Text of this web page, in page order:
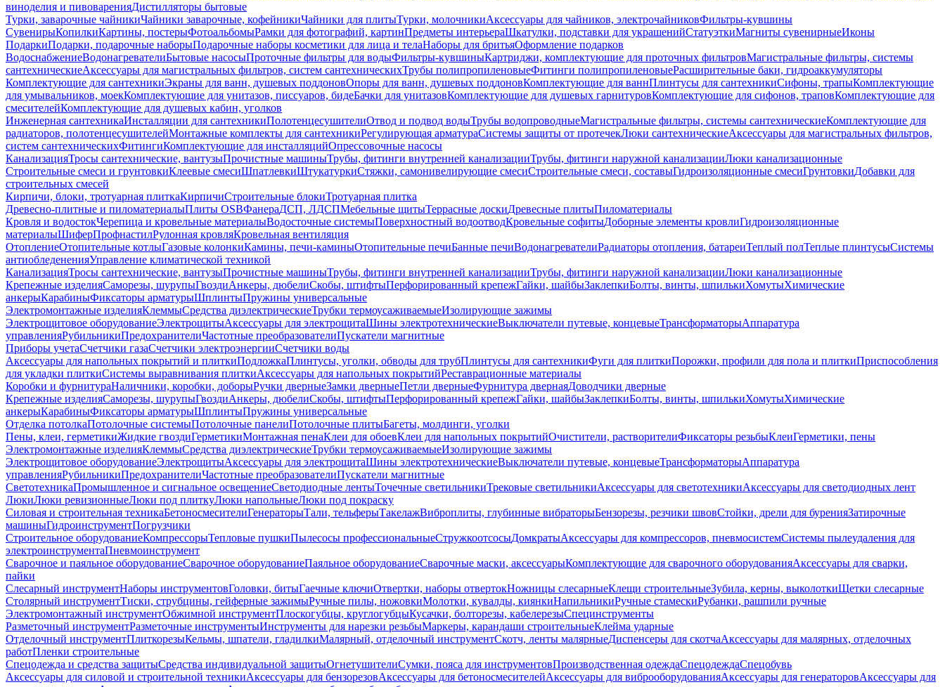
виноделия и пивоваренияДистилляторы бытовые
Турки, заварочные чайникиЧайники заварочные, кофейникиЧайники для плитыТурки, молочникиАксессуары для чайников, электрочайниковФильтры-кувшины
СувенирыКопилкиКартины, постерыФотоальбомыРамки для фотографий, картинПредметы интерьераШкатулки, подставки для украшенийСтатуэткиМагниты сувенирныеИконы
ПодаркиПодарки, подарочные наборыПодарочные наборы косметики для лица и телаНаборы для бритьяОформление подарков
ВодоснабжениеВодонагревателиБытовые насосыПроточные фильтры для водыФильтры-кувшиныКартриджи, комплектующие для проточных фильтровМагистральные фильтры, системы
сантехническиеАксессуары для магистральных фильтров, систем сантехническихТрубы полипропиленовыеФитинги полипропиленовыеРасширительные баки, гидроаккумуляторы
Комплектующие для сантехникиЭкраны для ванн, душевых поддоновОпоры для ванн, душевых поддоновКомплектующие для ваннПлинтусы для сантехникиСифоны, трапыКомплектующие
для умывальников, моекКомплектующие для унитазов, писсуаров, бидеБачки для унитазовКомплектующие для душевых гарнитуровКомплектующие для сифонов, траповКомплектующие для
смесителейКомплектующие для душевых кабин, уголков
Инженерная сантехникаИнсталляции для сантехникиПолотенцесушителиОтвод и подвод водыТрубы водопроводныеМагистральные фильтры, системы сантехническиеКомплектующие для
радиаторов, полотенцесушителейМонтажные комплекты для сантехникиРегулирующая арматураСистемы защиты от протечекЛюки сантехническиеАксессуары для магистральных фильтров,
систем сантехническихФитингиКомплектующие для инсталляцийОпрессовочные насосы
КанализацияТросы сантехнические, вантузыПрочистные машиныТрубы, фитинги внутренней канализацииТрубы, фитинги наружной канализацииЛюки канализационные
Строительные смеси и грунтовкиКлеевые смесиШпатлевкиШтукатуркиСтяжки, самонивелирующие смесиСтроительные смеси, составыГидроизоляционные смесиГрунтовкиДобавки для
строительных смесей
Кирпичи, блоки, тротуарная плиткаКирпичиСтроительные блокиТротуарная плитка
Древесно-плитные и пиломатериалыПлиты OSBФанераДСП, ЛДСПМебельные щитыТеррасные доскиДревесные плитыПиломатериалы
Кровля и водостокЧерепица и кровельные материалыВодосточные системыПоверхностный водоотводКровельные софитыДоборные элементы кровлиГидроизоляционные
материалыШиферПрофнастилРулонная кровляКровельная вентиляция
ОтоплениеОтопительные котлыГазовые колонкиКамины, печи-каминыОтопительные печиБанные печиВодонагревателиРадиаторы отопления, батареиТеплый полТеплые плинтусыСистемы
антиобледененияУправление климатической техникой
КанализацияТросы сантехнические, вантузыПрочистные машиныТрубы, фитинги внутренней канализацииТрубы, фитинги наружной канализацииЛюки канализационные
Крепежные изделияСаморезы, шурупыГвоздиАнкеры, дюбелиСкобы, штифтыПерфорированный крепежГайки, шайбыЗаклепкиБолты, винты, шпилькиХомутыХимические
анкерыКарабиныФиксаторы арматурыШплинтыПружины универсальные
Электромонтажные изделияКлеммыСредства диэлектрическиеТрубки термоусаживаемыеИзолирующие зажимы
Электрощитовое оборудованиеЭлектрощитыАксессуары для электрощитаШины электротехническиеВыключатели путевые, концевыеТрансформаторыАппаратура
управленияРубильникиПредохранителиЧастотные преобразователиПускатели магнитные
Приборы учетаСчетчики газаСчетчики электроэнергииСчетчики воды
Аксессуары для напольных покрытий и плиткиПодложкаПлинтусы, уголки, обводы для трубПлинтусы для сантехникиФуги для плиткиПорожки, профили для пола и плиткиПриспособления
для укладки плиткиСистемы выравнивания плиткиАксессуары для напольных покрытийРеставрационные материалы
Коробки и фурнитураНаличники, коробки, доборыРучки дверныеЗамки дверныеПетли дверныеФурнитура двернаяДоводчики дверные
Крепежные изделияСаморезы, шурупыГвоздиАнкеры, дюбелиСкобы, штифтыПерфорированный крепежГайки, шайбыЗаклепкиБолты, винты, шпилькиХомутыХимические
анкерыКарабиныФиксаторы арматурыШплинтыПружины универсальные
Отделка потолкаПотолочные системыПотолочные панелиПотолочные плитыБагеты, молдинги, уголки
Пены, клеи, герметикиЖидкие гвоздиГерметикиМонтажная пенаКлеи для обоевКлеи для напольных покрытийОчистители, растворителиФиксаторы резьбыКлеиГерметики, пены
Электромонтажные изделияКлеммыСредства диэлектрическиеТрубки термоусаживаемыеИзолирующие зажимы
Электрощитовое оборудованиеЭлектрощитыАксессуары для электрощитаШины электротехническиеВыключатели путевые, концевыеТрансформаторыАппаратура
управленияРубильникиПредохранителиЧастотные преобразователиПускатели магнитные
СветотехникаПромышленное и сигнальное освещениеСветодиодные лентыТочечные светильникиТрековые светильникиАксессуары для светотехникиАксессуары для светодиодных лент
ЛюкиЛюки ревизионныеЛюки под плиткуЛюки напольныеЛюки под покраску
Силовая и строительная техникаБетоносмесителиГенераторыТали, тельферыТакелажВиброплиты, глубинные вибраторыБензорезы, резчики швовСтойки, дрели для буренияЗатирочные
машиныГидроинструментПогрузчики
Строительное оборудованиеКомпрессорыТепловые пушкиПылесосы профессиональныеСтружкоотсосыДомкратыАксессуары для компрессоров, пневмосистемСистемы пылеудаления для
электроинструментаПневмоинструмент
Сварочное и паяльное оборудованиеСварочное оборудованиеПаяльное оборудованиеСварочные маски, аксессуарыКомплектующие для сварочного оборудованияАксессуары для сварки,
пайки
Слесарный инструментНаборы инструментовГоловки, битыГаечные ключиОтвертки, наборы отвертокНожницы слесарныеКлещи строительныеЗубила, керны, выколоткиЩетки слесарные
Столярный инструментТиски, струбцины, гейферные зажимыРучные пилы, ножовкиМолотки, кувалды, киянкиНапильникиРучные стамескиРубанки, рашпили ручные
Электромонтажный инструментОбжимной инструментПлоскогубцы, круглогубцыКусачки, болторезы, кабелерезыСпецинструменты
Разметочный инструментРазметочные инструментыИнструменты для нарезки резьбыМаркеры, карандаши строительныеКлейма ударные
Отделочный инструментПлиткорезыКельмы, шпатели, гладилкиМалярный, отделочный инструментСкотч, ленты малярныеДиспенсеры для скотчаАксессуары для малярных, отделочных
работПленки строительные
Спецодежда и средства защитыСредства индивидуальной защитыОгнетушителиСумки, пояса для инструментовПроизводственная одеждаСпецодеждаСпецобувь
Аксессуары для силовой и строительной техникиАксессуары для бензорезовАксессуары для бетоносмесителейАксессуары для виброоборудованияАксессуары для генераторовАксессуары для